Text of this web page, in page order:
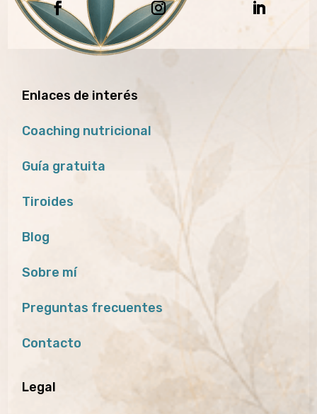
Enlaces de interés
Coaching nutricional
Guía gratuita
Tiroides
Blog
Sobre mí
Preguntas frecuentes
Contacto
Legal